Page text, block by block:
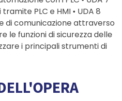
PLC e HMI • UDA 8
di comunicazione attraverso
le funzioni di sicurezza delle
i principali strumenti di